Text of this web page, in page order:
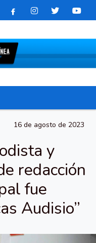
16 de agosto de 2023
y
redacción
fue
Audisio”